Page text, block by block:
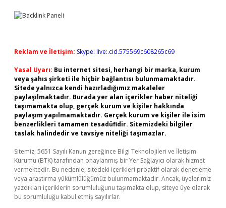
Reklam ve İletişim: Skype: live:.cid.575569c608265c69
Yasal Uyarı: Bu internet sitesi, herhangi bir marka, kurum
veya şahıs şirketi ile hiçbir bağlantısı bulunmamaktadır.
Sitede yalnızca kendi hazırladığımız makaleler
paylaşılmaktadır. Burada yer alan içerikler haber niteliği
taşımamakta olup, gerçek kurum ve kişiler hakkında
paylaşım yapılmamaktadır. Gerçek kurum ve kişiler ile isim
benzerlikleri tamamen tesadüfidir. Sitemizdeki bilgiler
taslak halindedir ve tavsiye niteliği taşımazlar.
Sitemiz, 5651 Sayılı Kanun gereğince Bilgi Teknolojileri ve İletişim
Kurumu (BTK) tarafından onaylanmış bir Yer Sağlayıcı olarak hizmet
vermektedir. Bu nedenle, sitedeki içerikleri proaktif olarak denetleme
veya araştırma yükümlülüğümüz bulunmamaktadır. Ancak, üyelerimiz
yazdıkları içeriklerin sorumluluğunu taşımakta olup, siteye üye olarak
bu sorumluluğu kabul etmiş sayılırlar.